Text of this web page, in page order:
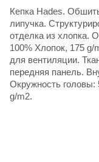
Кепка Hades.
липучка.
отделка из хлопка.
100% Хлопок, 175
для вентиляции.
передняя панель.
Окружность головы:
g/m2.